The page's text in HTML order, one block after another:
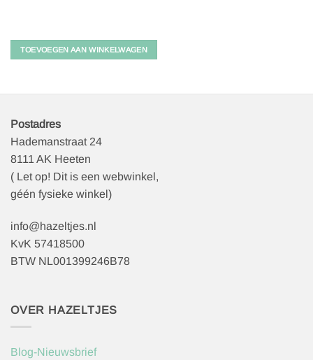
TOEVOEGEN AAN WINKELWAGEN
Postadres
Hademanstraat 24
8111 AK Heeten
( Let op! Dit is een webwinkel,
géén fysieke winkel)
info@hazeltjes.nl
KvK 57418500
BTW NL001399246B78
OVER HAZELTJES
Blog-Nieuwsbrief